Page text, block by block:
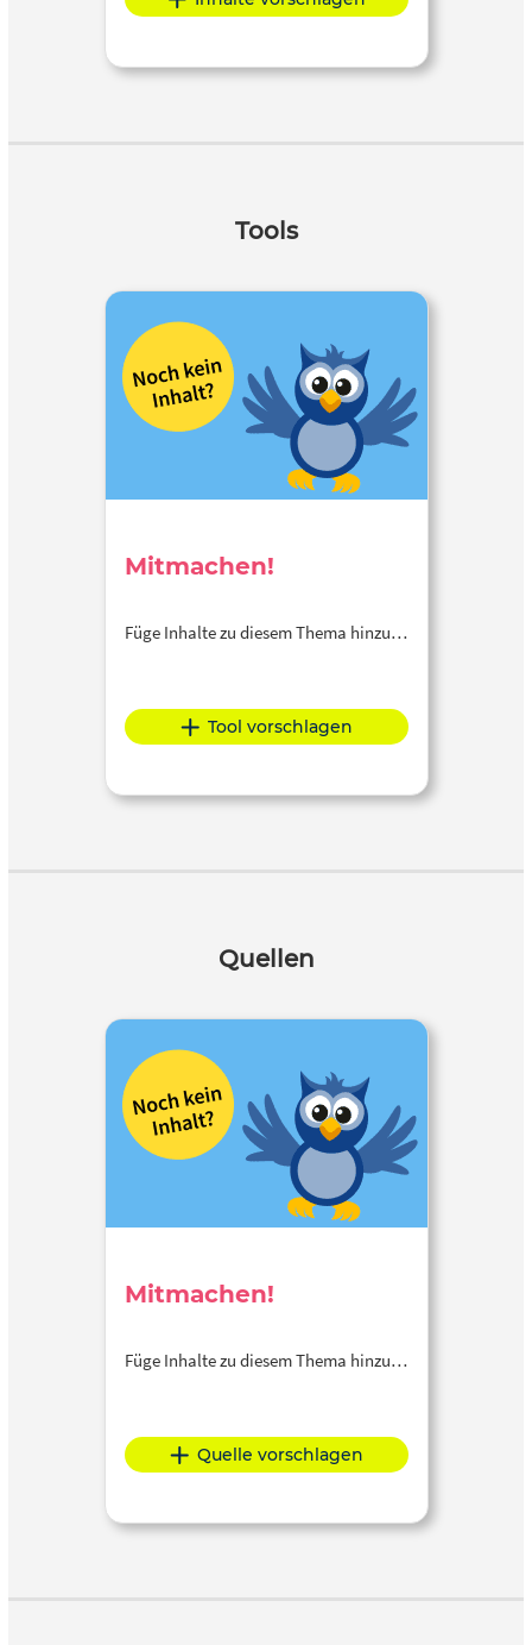
Tools
Mitmachen!
Füge Inhalte zu diesem Thema hinzu…
Tool vorschlagen
Quellen
Mitmachen!
Füge Inhalte zu diesem Thema hinzu…
Quelle vorschlagen